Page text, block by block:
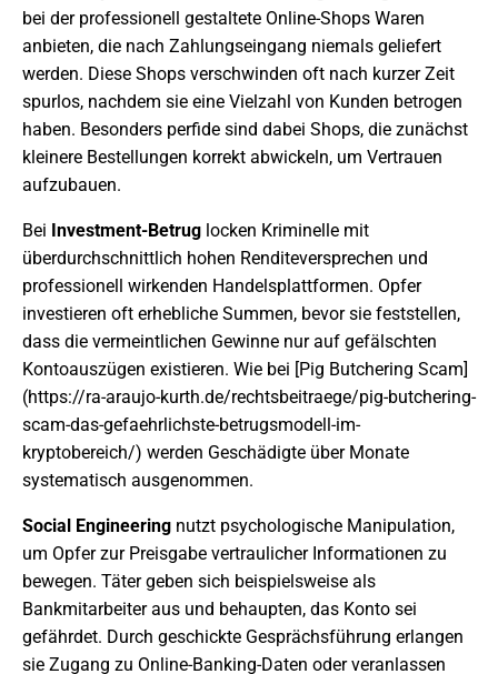
bei der professionell gestaltete Online-Shops Waren
anbieten, die nach Zahlungseingang niemals geliefert
werden. Diese Shops verschwinden oft nach kurzer Zeit
spurlos, nachdem sie eine Vielzahl von Kunden betrogen
haben. Besonders perfide sind dabei Shops, die zunächst
kleinere Bestellungen korrekt abwickeln, um Vertrauen
aufzubauen.
Bei Investment-Betrug locken Kriminelle mit
überdurchschnittlich hohen Renditeversprechen und
professionell wirkenden Handelsplattformen. Opfer
investieren oft erhebliche Summen, bevor sie feststellen,
dass die vermeintlichen Gewinne nur auf gefälschten
Kontoauszügen existieren. Wie bei [Pig Butchering Scam]
(https://ra-araujo-kurth.de/rechtsbeitraege/pig-butchering-
scam-das-gefaehrlichste-betrugsmodell-im-
kryptobereich/) werden Geschädigte über Monate
systematisch ausgenommen.
Social Engineering nutzt psychologische Manipulation,
um Opfer zur Preisgabe vertraulicher Informationen zu
bewegen. Täter geben sich beispielsweise als
Bankmitarbeiter aus und behaupten, das Konto sei
gefährdet. Durch geschickte Gesprächsführung erlangen
sie Zugang zu Online-Banking-Daten oder veranlassen